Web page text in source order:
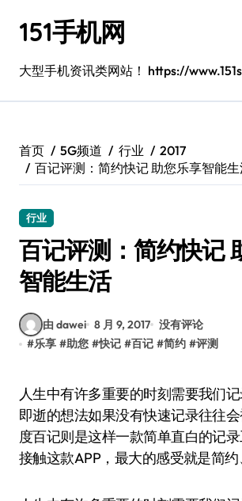
151手机网
大型手机资讯类网站！ https://
首页 5G频道 行业
2017
百记评测：简约快记 助您乐享智能
行业
百记评测：简约快记
智能生活
由 dawei 8 月 9, 2017 没有评论
#乐享 #助您 #快记 #百记 #简约 #评测
人生中有许多重要的时刻需要我们记录，有些稍纵
即逝的想法如果没有快速记录往往
度百记则是这样一款简单直白的记
接触这款APP，最大的感受就是简约